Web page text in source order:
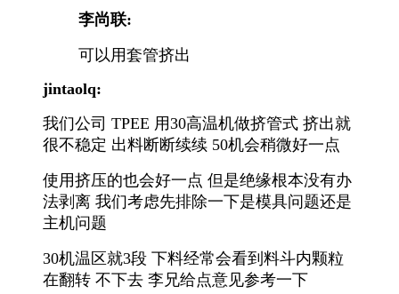
李尚联:
可以用套管挤出
jintaolq:
我们公司 TPEE 用30高温机做挤管式 挤出就
很不稳定 出料断断续续 50机会稍微好一点
使用挤压的也会好一点 但是绝缘根本没有办
法剥离 我们考虑先排除一下是模具问题还是
主机问题
30机温区就3段 下料经常会看到料斗内颗粒
在翻转 不下去 李兄给点意见参考一下